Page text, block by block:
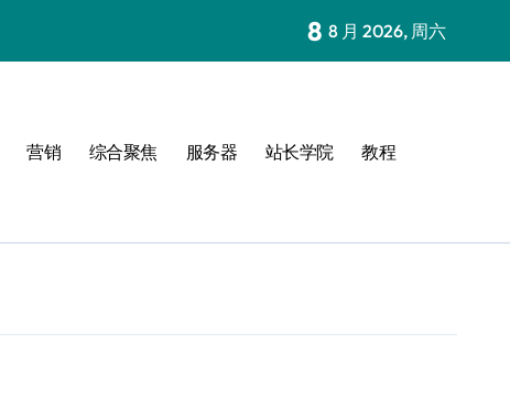
8 8 月 2026, 周六
营销 综合聚焦 服务器 站长学院 教程